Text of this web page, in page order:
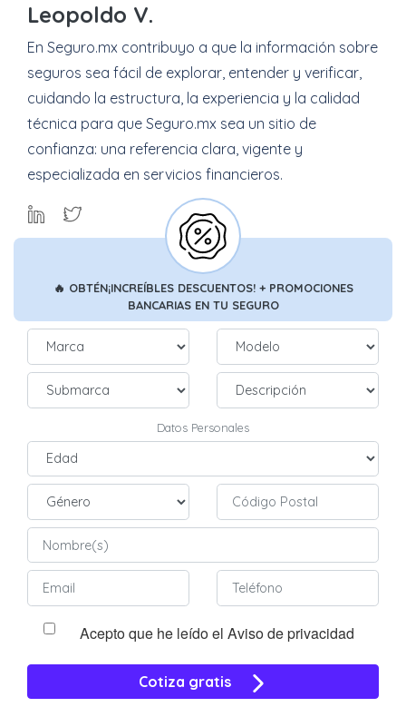
Leopoldo V.
En Seguro.mx contribuyo a que la información sobre
seguros sea fácil de explorar, entender y verificar,
cuidando la estructura, la experiencia y la calidad
técnica para que Seguro.mx sea un sitio de
confianza: una referencia clara, vigente y
especializada en servicios financieros.
🔥 OBTÉN¡INCREÍBLES DESCUENTOS! + PROMOCIONES
BANCARIAS EN TU SEGURO
Datos Personales
Acepto que he leído el Aviso de privacidad
Cotiza gratis